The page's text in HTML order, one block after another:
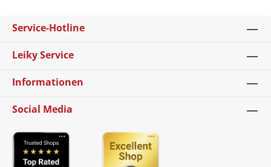
Service-Hotline
Leiky Service
Informationen
Social Media